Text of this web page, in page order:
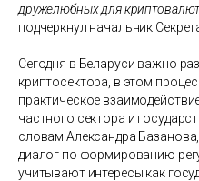
дружелюбных для
подчеркнул начальник
Сегодня в Беларуси важно
криптосектора, в этом
практическое
частного сектора и
словам Александра
диалог по формированию
учитывают интересы как